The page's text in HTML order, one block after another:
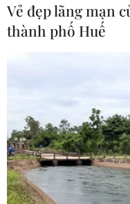
Điều gì tạo nên
dinh dưỡng đầu đời
Phân bổ ngân sách
khỏe và dân số: Ưu
khó khăn
17/07/2026 22:30
Vẻ đẹp lãng mạn
thành phố Huế